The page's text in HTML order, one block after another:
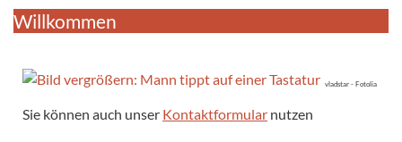
Willkommen
vladstar - Fotolia
Sie können auch unser Kontaktformular nutzen